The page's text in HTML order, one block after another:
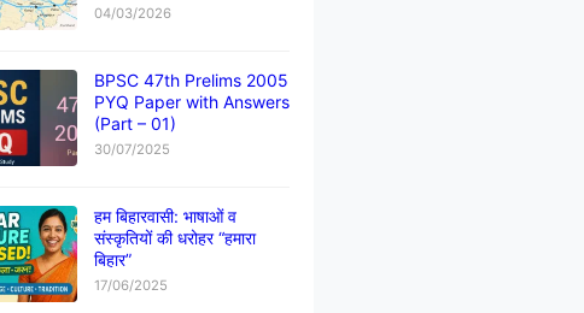
04/03/2026
BPSC 47th Prelims 2005
PYQ Paper with Answers
(Part – 01)
30/07/2025
हम बिहारवासी: भाषाओं व
संस्कृतियों की धरोहर “हमारा
बिहार”
17/06/2025